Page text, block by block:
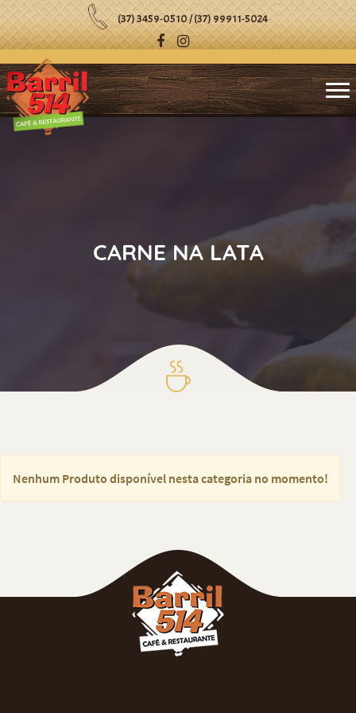
(37) 3459-0510 / (37) 99911-5024
CARNE NA LATA
Nenhum Produto disponível nesta categoria no momento!